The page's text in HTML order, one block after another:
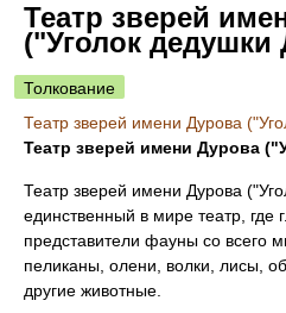
Театр зверей
("Уголок дедушки
Толкование
Театр зверей имени Дурова
Театр зверей имени Дурова
Театр зверей имени Дурова
единственный в мире театр, где
представители фауны со всего
пеликаны, олени, волки, лисы,
другие животные.